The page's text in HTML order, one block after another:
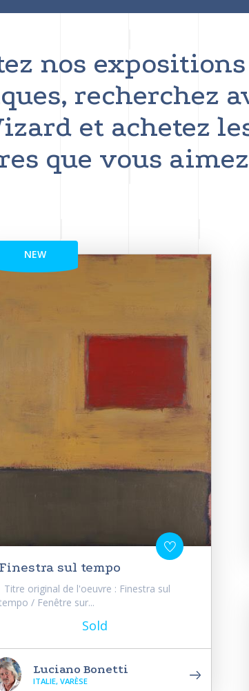
nos expositions
recherchez
et achetez
que vous aimez
NEW
Finestra sul tempo
Titre original de l'oeuvre : Finestra sul
/ Fenêtre sur...
Sold
Luciano Bonetti
ITALIE, VARÈSE